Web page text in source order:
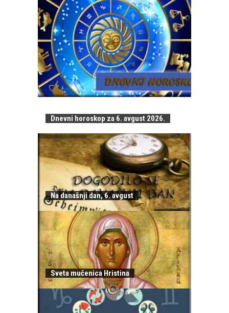
Dnevni horoskop za 6. avgust 2026.
Na današnji dan, 6. avgust
Sveta mučenica Hristina